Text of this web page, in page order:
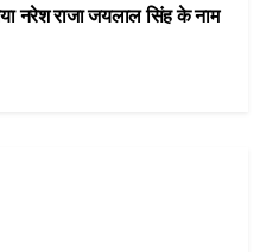
नरेश राजा जयलाल सिंह के नाम